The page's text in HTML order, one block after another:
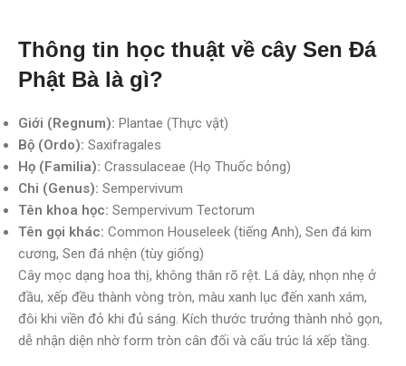
Thông tin học thuật về cây Sen Đá
Phật Bà là gì?
Giới (Regnum): Plantae (Thực vật)
Bộ (Ordo): Saxifragales
Họ (Familia): Crassulaceae (Họ Thuốc bỏng)
Chi (Genus): Sempervivum
Tên khoa học: Sempervivum Tectorum
Tên gọi khác: Common Houseleek (tiếng Anh), Sen đá kim
cương, Sen đá nhện (tùy giống)
Cây mọc dạng hoa thị, không thân rõ rệt. Lá dày, nhọn nhẹ ở
đầu, xếp đều thành vòng tròn, màu xanh lục đến xanh xám,
đôi khi viền đỏ khi đủ sáng. Kích thước trưởng thành nhỏ gọn,
dễ nhận diện nhờ form tròn cân đối và cấu trúc lá xếp tầng.